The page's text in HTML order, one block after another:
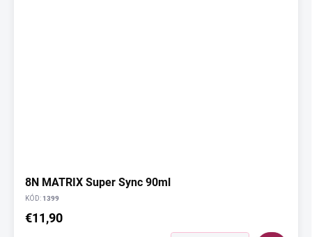
8N MATRIX Super Sync 90ml
KÓD:1399
€11,90